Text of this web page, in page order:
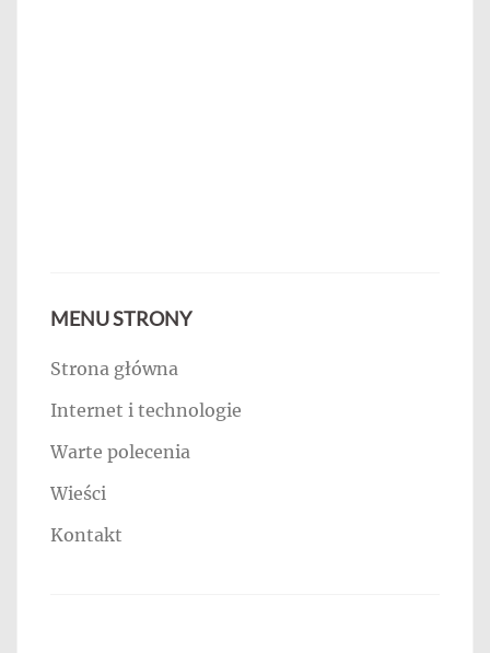
MENU STRONY
Strona główna
Internet i technologie
Warte polecenia
Wieści
Kontakt